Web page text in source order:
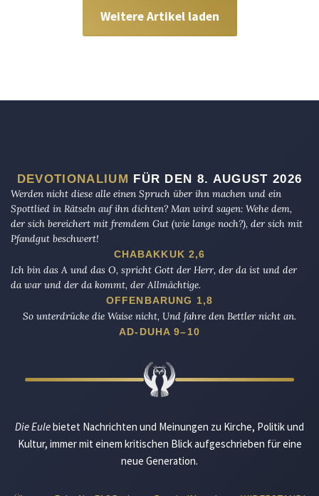
Weitere Artikel laden
DEVOTIONALIUM FÜR DEN 8. AUGUST 2026
Werden nicht diese alle einen Spruch über ihn machen und ein
Spottlied in Rätseln auf ihn dichten? Man wird sagen: Wehe dem,
der sich bereichert mit fremdem Gut (wie lange noch?), der sich mit
Pfandgut beschwert!
CHABAKKUK 2,6
Ich bin das A und das O, spricht Gott der Herr, der da ist und der
da war und der da kommt, der Allmächtige.
OFFENBARUNG 1,8
So unterdrücke die Waise nicht, Und fahre den Bettler nicht an.
AD-DUHA 9–10
Die Eulebietet Nachrichten und Meinungen zu Kirche, Politik und
Kultur, immer mit einem kritischen Blick aufgeschrieben für eine
neue Generation.